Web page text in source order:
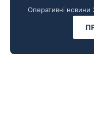
Оперативні новини